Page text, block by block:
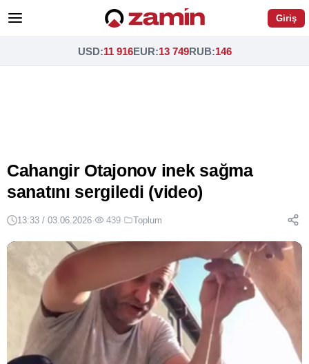
Giriş
USD:11 916EUR:13 749RUB:146
Cahangir Otajonov inek sağma
sanatını sergiledi (video)
13:33 / 03.06.2026· 439· Toplum